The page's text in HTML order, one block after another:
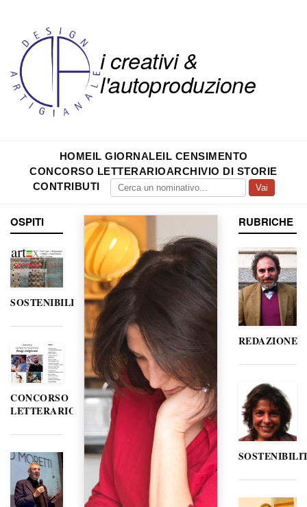
i creativi &
l'autoproduzione
HOMEIL GIORNALEIL CENSIMENTO
CONCORSO LETTERARIOARCHIVIO DI STORIE
CONTRIBUTI
Vai
OSPITI
SOSTENIBILITÀ
CONCORSO
LETTERARIO
RUBRICHE
REDAZIONE